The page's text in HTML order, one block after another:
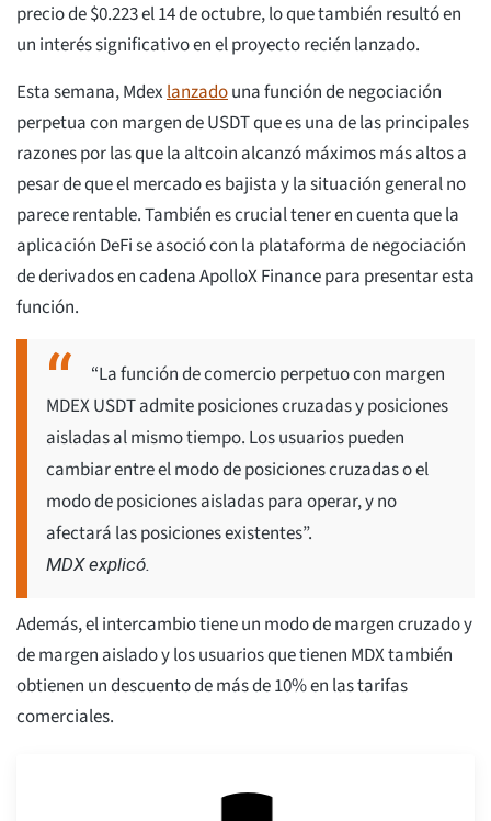
precio de $0.223 el 14 de octubre, lo que también resultó en
un interés significativo en el proyecto recién lanzado.
Esta semana, Mdexlanzadouna función de negociación
perpetua con margen de USDT que es una de las principales
razones por las que la altcoin alcanzó máximos más altos a
pesar de que el mercado es bajista y la situación general no
parece rentable. También es crucial tener en cuenta que la
aplicación DeFi se asoció con la plataforma de negociación
de derivados en cadena ApolloX Finance para presentar esta
función.
“La función de comercio perpetuo con margen
MDEX USDT admite posiciones cruzadas y posiciones
aisladas al mismo tiempo. Los usuarios pueden
cambiar entre el modo de posiciones cruzadas o el
modo de posiciones aisladas para operar, y no
afectará las posiciones existentes”.
MDX explicó.
Además, el intercambio tiene un modo de margen cruzado y
de margen aislado y los usuarios que tienen MDX también
obtienen un descuento de más de 10% en las tarifas
comerciales.